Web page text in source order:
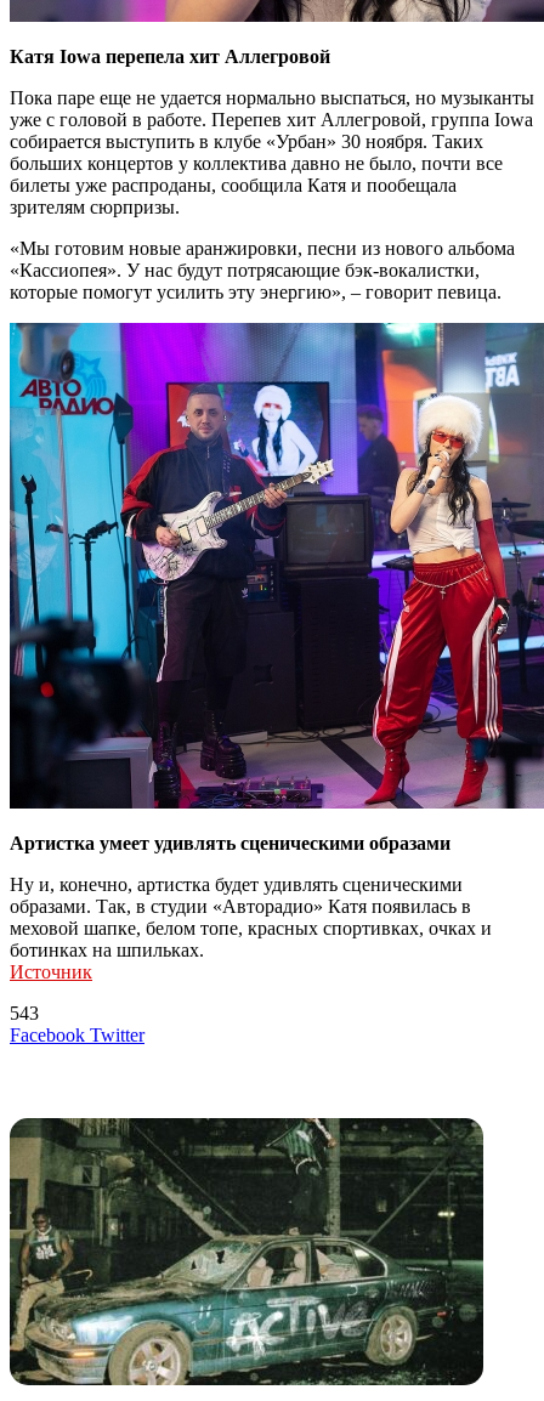
Катя Iowa перепела хит Аллегровой
Пока паре еще не удается нормально выспаться, но музыканты
уже с головой в работе. Перепев хит Аллегровой, группа Iowa
собирается выступить в клубе «Урбан» 30 ноября. Таких
больших концертов у коллектива давно не было, почти все
билеты уже распроданы, сообщила Катя и пообещала
зрителям сюрпризы.
«Мы готовим новые аранжировки, песни из нового альбома
«Кассиопея». У нас будут потрясающие бэк-вокалистки,
которые помогут усилить эту энергию», – говорит певица.
Артистка умеет удивлять сценическими образами
Ну и, конечно, артистка будет удивлять сценическими
образами. Так, в студии «Авторадио» Катя появилась в
меховой шапке, белом топе, красных спортивках, очках и
ботинках на шпильках.
Источник
543
Facebook TwitterLinkedIn
Tumblr
Reddit
Вконтакте
Одноклассники
Skype
Messenger
Messenger
WhatsApp
Telegram
Viber
Line
Поделиться
Печатать